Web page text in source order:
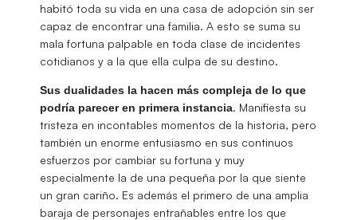
habitó toda su vida en una casa de adopción sin ser
capaz de encontrar una familia. A esto se suma su
mala fortuna palpable en toda clase de incidentes
cotidianos y a la que ella culpa de su destino.
Sus dualidades la hacen más compleja de lo que
podría parecer en primera instancia. Manifiesta su
tristeza en incontables momentos de la historia, pero
también un enorme entusiasmo en sus continuos
esfuerzos por cambiar su fortuna y muy
especialmente la de una pequeña por la que siente
un gran cariño. Es además el primero de una amplia
baraja de personajes entrañables entre los que